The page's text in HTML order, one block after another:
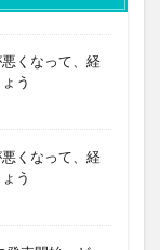
くなって、経
う
くなって、経
う